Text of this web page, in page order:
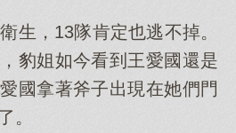
生，13隊肯定也逃不掉。
豹姐如今看到王愛國還是
國拿著斧子出現在她們門
。